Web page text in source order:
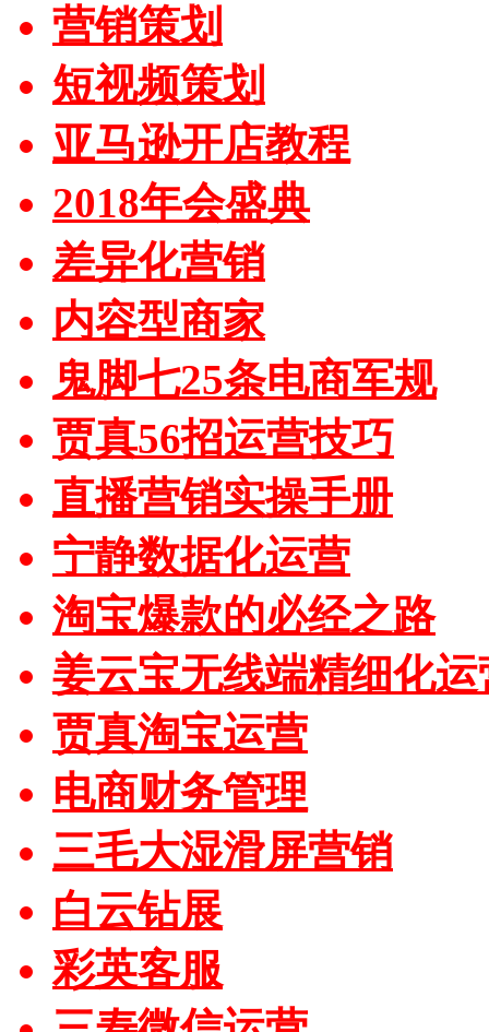
营销策划
短视频策划
亚马逊开店教程
2018年会盛典
差异化营销
内容型商家
鬼脚七25条电商军规
贾真56招运营技巧
直播营销实操手册
宁静数据化运营
淘宝爆款的必经之路
姜云宝无线端精细化运
贾真淘宝运营
电商财务管理
三毛大湿滑屏营销
白云钻展
彩英客服